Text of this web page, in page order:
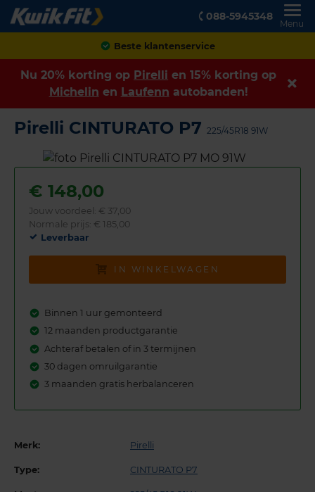
088-5945348
Menu
Achteraf betalen
Nu 20% korting op Pirelli en 15% korting op
Michelin en Laufenn autobanden!
Pirelli CINTURATO P7 225/45R18 91W
€ 148,00
Jouw voordeel: € 37,00
Normale prijs: € 185,00
Leverbaar
IN WINKELWAGEN
Binnen 1 uur gemonteerd
12 maanden productgarantie
Achteraf betalen of in 3 termijnen
30 dagen omruilgarantie
3 maanden gratis herbalanceren
Merk: Pirelli
Type: CINTURATO P7